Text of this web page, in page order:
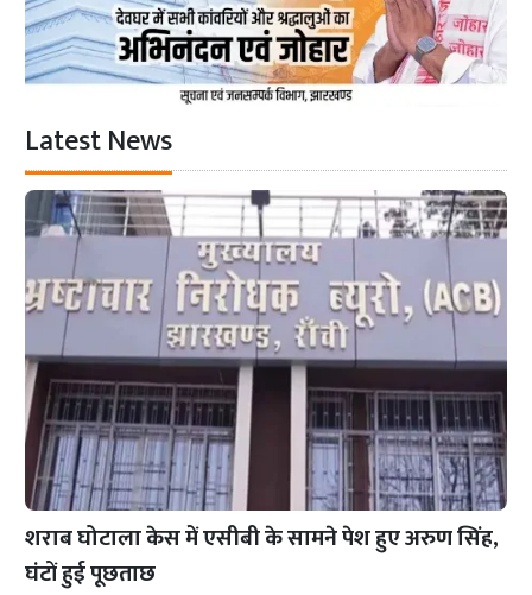
Latest News
शराब घोटाला केस में एसीबी के सामने पेश हुए अरुण सिंह,
घंटों हुई पूछताछ